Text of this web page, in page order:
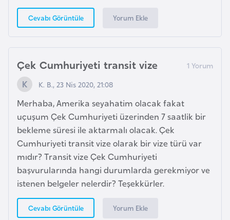
Cevabı Görüntüle Yorum Ekle
Çek Cumhuriyeti transit vize
K. B., 23 Nis 2020, 21:08
Merhaba, Amerika seyahatim olacak fakat
uçuşum Çek Cumhuriyeti üzerinden 7 saatlik bir
bekleme süresi ile aktarmalı olacak. Çek
Cumhuriyeti transit vize olarak bir vize türü var
mıdır? Transit vize Çek Cumhuriyeti
başvurularında hangi durumlarda gerekmiyor ve
istenen belgeler nelerdir? Teşekkürler.
Cevabı Görüntüle Yorum Ekle
ç
İ
s
v
i
ç
r
e
İ
t
a
l
y
a